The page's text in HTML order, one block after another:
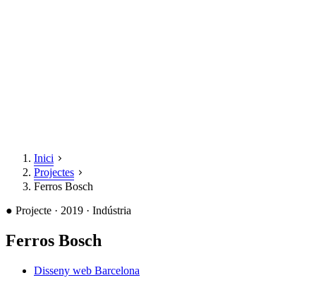
Inici
Projectes
Ferros Bosch
● Projecte · 2019 · Indústria
Ferros Bosch
Disseny web Barcelona